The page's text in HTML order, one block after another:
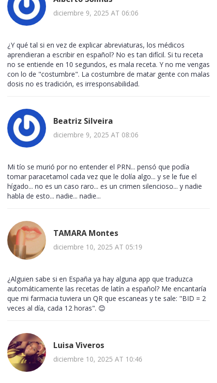
diciembre 9, 2025 AT 06:06
¿Y qué tal si en vez de explicar abreviaturas, los médicos
aprendieran a escribir en español? No es tan difícil. Si tu receta
no se entiende en 10 segundos, es mala receta. Y no me vengas
con lo de "costumbre". La costumbre de matar gente con malas
dosis no es tradición, es irresponsabilidad.
Beatriz Silveira
diciembre 9, 2025 AT 08:06
Mi tío se murió por no entender el PRN... pensó que podía
tomar paracetamol cada vez que le dolía algo... y se le fue el
hígado... no es un caso raro... es un crimen silencioso... y nadie
habla de esto... nadie... nadie...
TAMARA Montes
diciembre 10, 2025 AT 05:19
¿Alguien sabe si en España ya hay alguna app que traduzca
automáticamente las recetas de latín a español? Me encantaría
que mi farmacia tuviera un QR que escaneas y te sale: "BID = 2
veces al día, cada 12 horas". 😊
Luisa Viveros
diciembre 10, 2025 AT 10:46